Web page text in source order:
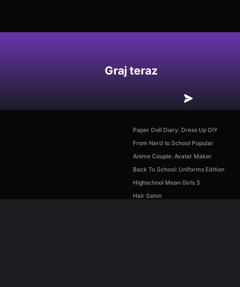
Graj teraz
Paper Doll Diary: Dress Up DIY
From Nerd to School Popular
Anime Couple: Avatar Maker
Back To School: Uniforms Edition
Highschool Mean Girls 3
Hair Salon